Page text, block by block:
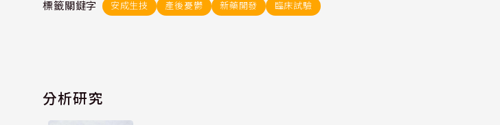
標籤關鍵字 安成生技 產後憂鬱 新藥開發 臨床試驗
分析研究